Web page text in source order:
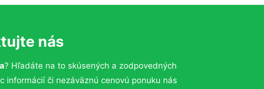
nás
? Hľadáte na to skúsených a zodpovedných
informácií či nezáväznú cenovú ponuku nás